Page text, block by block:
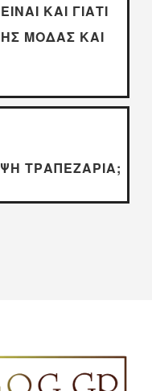
ΚΑΙ ΓΙΑΤΊ
ΜΌΔΑΣ ΚΑΙ
ΤΡΑΠΕΖΑΡΊΑ;